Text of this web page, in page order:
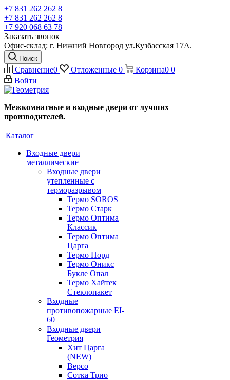
+7 831 262 262 8
+7 831 262 262 8
+7 920 068 63 78
Заказать звонок
Офис-склад: г. Нижний Новгород ул.Кузбасская 17А.
Поиск
Сравнение0 Отложенные 0 Корзина0 0
Войти
Межкомнатные и входные двери от лучших
производителей.
Каталог
Входные двери
металлические
Входные двери
утепленные с
терморазрывом
Термо SOROS
Термо Старк
Термо Оптима
Классик
Термо Оптима
Царга
Термо Норд
Термо Оникс
Букле Опал
Термо Хайтек
Стеклопакет
Входные
противопожарные EI-
60
Входные двери
Геометрия
Хит Царга
(NEW)
Версо
Сотка Трио